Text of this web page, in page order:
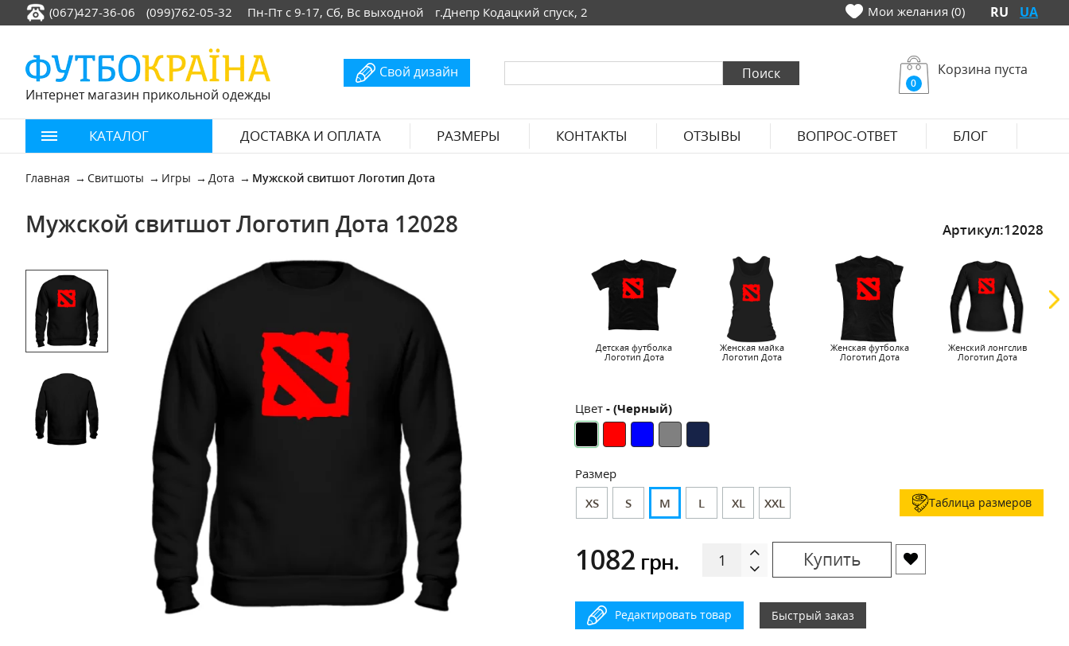
(067)427-36-06 (099)762-05-32 Пн-Пт с 9-17, Сб, Вс выходной г.Днепр Кодацкий спуск, 2 Мои желания (0) RU UA
Интернет магазин прикольной одежды
Свой дизайн
0
Корзина пуста
КАТАЛОГ ДОСТАВКА И ОПЛАТА РАЗМЕРЫ КОНТАКТЫ ОТЗЫВЫ ВОПРОС-ОТВЕТ БЛОГ
Главная Свитшоты Игры Дота Мужской свитшот Логотип Дота
Мужской свитшот Логотип Дота 12028 Артикул:12028
Детская футболка
Логотип Дота
Женская майка
Логотип Дота
Женская футболка
Логотип Дота
Женский лонгслив
Логотип Дота
Цвет - (Черный)
Размер
XS
S M L XL XXL Таблица размеров
1082 грн. Купить
Редактировать товар Быстрый заказ